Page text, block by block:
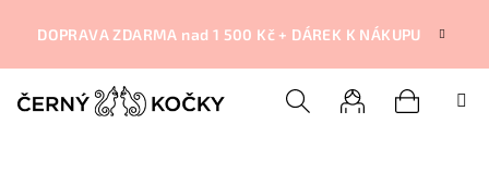
DOPRAVA ZDARMA nad 1 500 Kč + DÁREK K NÁKUPU